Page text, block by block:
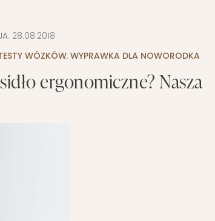
28.08.2018
WÓZKÓW, WYPRAWKA DLA NOWORODKA
ergonomiczne? Nasza